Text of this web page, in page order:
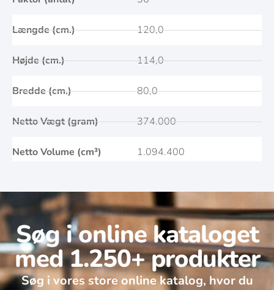
Længde (cm.)
Højde (cm.)
Bredde (cm.)
Netto Vægt (gram)
Netto Volume (cm³)
120,0
114,0
80,0
374.000
1.094.400
Søg i online kataloget
med 1.250+ produkter
Søg i vores store online katalog, hvor du